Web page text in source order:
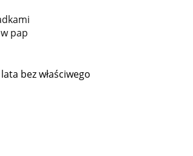
pap
bez właściwego